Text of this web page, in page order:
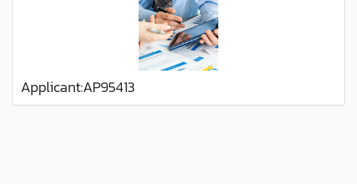
Applicant:AP95413